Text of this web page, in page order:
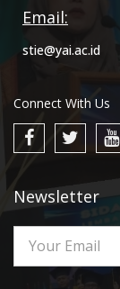
Email:
stie@yai.ac.id
Connect With Us
Newsletter